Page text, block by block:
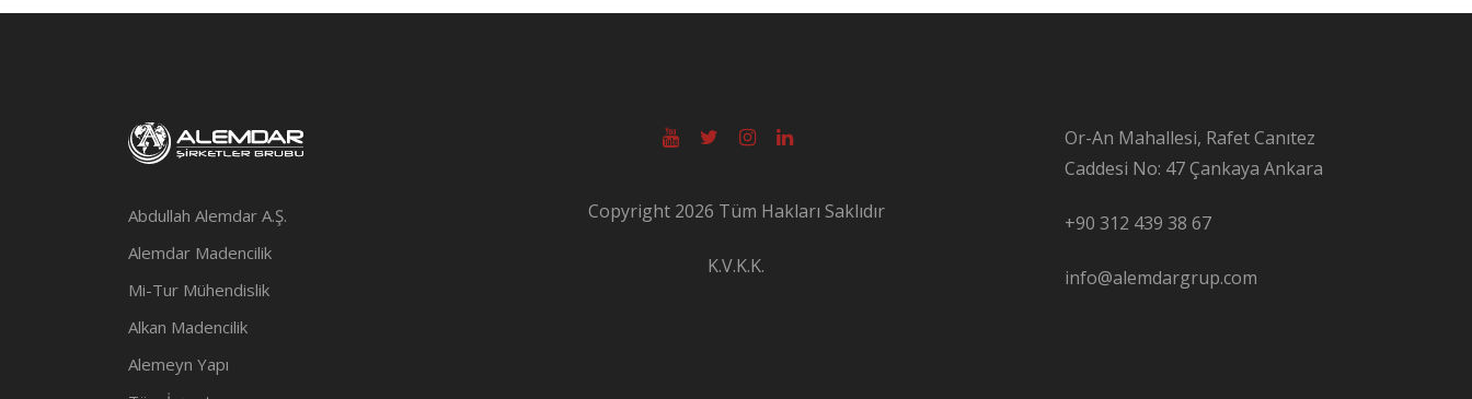
Abdullah Alemdar A.Ş.
Alemdar Madencilik
Mi-Tur Mühendislik
Alkan Madencilik
Alemeyn Yapı
Copyright 2026 Tüm Hakları Saklıdır
K.V.K.K.
Or-An Mahallesi, Rafet Canıtez
Caddesi No: 47 Çankaya Ankara
+90 312 439 38 67
info@alemdargrup.com